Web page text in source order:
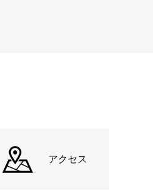
アクセス